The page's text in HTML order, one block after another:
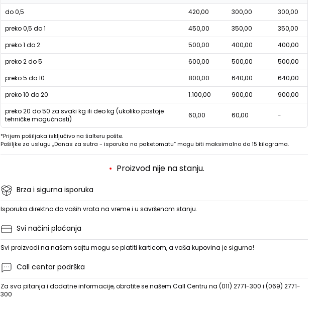
do 0,5
420,00 300,00
300,00
preko 0,5 do 1
450,00 350,00
350,00
preko 1 do 2
500,00 400,00
400,00
preko 2 do 5
600,00 500,00
500,00
preko 5 do 10
800,00 640,00
640,00
preko 10 do 20
1.100,00 900,00
900,00
preko 20 do 50 za svaki kg ili deo kg (ukoliko postoje
tehničke mogućnosti)
60,00 60,00 -
*Prijem pošiljaka isključivo na šalteru pošte.
Pošiljke za uslugu „Danas za sutra - isporuka na paketomatu“ mogu biti maksimalno do 15 kilograma.
Proizvod nije na stanju.
Brza i sigurna isporuka
Isporuka direktno do vaših vrata na vreme i u savršenom stanju.
Svi načini plaćanja
Svi proizvodi na našem sajtu mogu se platiti karticom, a vaša kupovina je sigurna!
Call centar podrška
Za sva pitanja i dodatne informacije, obratite se našem Call Centru na (011) 2771-300 i (069) 2771-
300